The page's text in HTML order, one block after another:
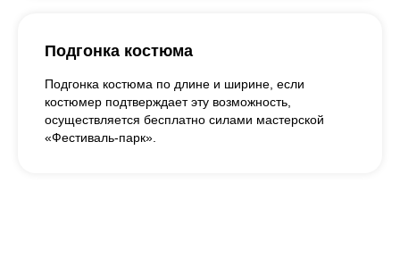
Подгонка костюма
Подгонка костюма по длине и ширине, если
костюмер подтверждает эту возможность,
осуществляется бесплатно силами мастерской
«Фестиваль-парк».